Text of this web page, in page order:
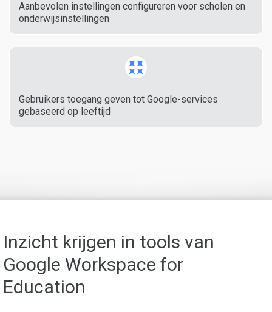
Aanbevolen instellingen configureren voor scholen en
onderwijsinstellingen
Gebruikers toegang geven tot Google-services
gebaseerd op leeftijd
Inzicht krijgen in tools van
Google Workspace for
Education